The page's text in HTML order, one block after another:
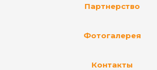
Партнерство
Фотогалерея
Контакты